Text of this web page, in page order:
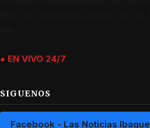
● EN VIVO 24/7
SIGUENOS
Facebook - Las Noticias Ibague